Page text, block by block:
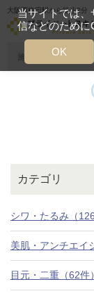
大阪西梅田駅から徒歩2分
クリニックにつ
メリット
カテゴリ
シワ・たるみ（126
美肌・アンチエイ
目元・二重（62件）
当サイトでは、
信などのために
OK